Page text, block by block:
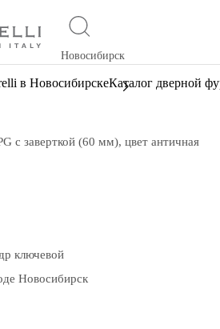
Новосибирск
в НовосибирскеКаталог дверной
с заверткой (60 мм), цвет античная
ключевой
Новосибирск